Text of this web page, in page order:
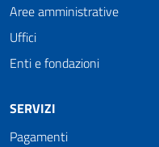
Aree amministrative
Uffici
Enti e fondazioni
SERVIZI
Pagamenti